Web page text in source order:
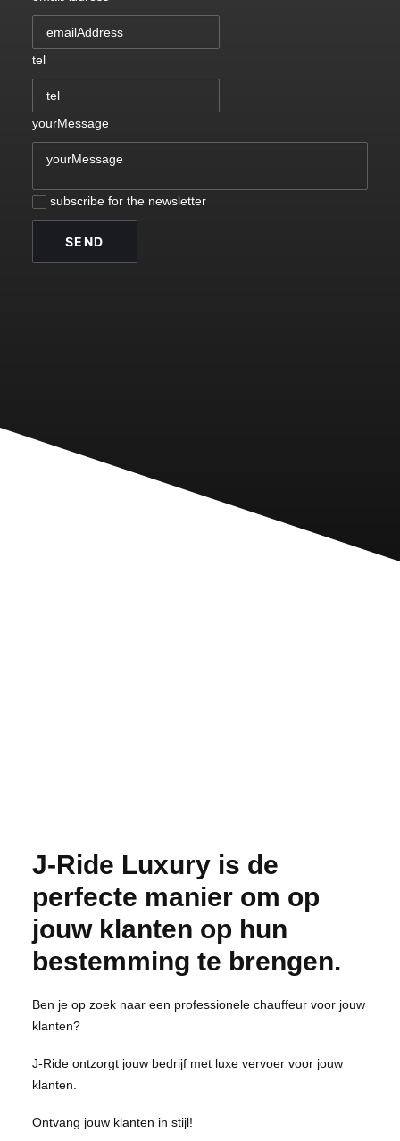
tel
yourMessage
subscribe for the newsletter
J-Ride Luxury is de
perfecte manier om op
jouw klanten op hun
bestemming te brengen.
Ben je op zoek naar een professionele chauffeur voor jouw
klanten?
J-Ride ontzorgt jouw bedrijf met luxe vervoer voor jouw
klanten.
Ontvang jouw klanten in stijl!